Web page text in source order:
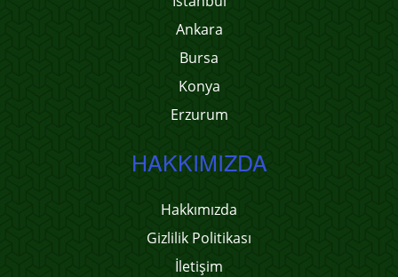
Ankara
Bursa
Konya
Erzurum
HAKKIMIZDA
Hakkımızda
Gizlilik Politikası
İletişim